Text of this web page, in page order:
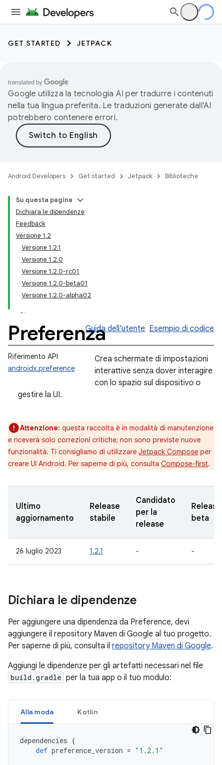
GET STARTED JETPACK
Google utilizza la tecnologia AI per tradurre i contenuti
nella tua lingua preferita. Le traduzioni generate dall'AI
potrebbero contenere errori.
Android Developers Get started Jetpack Biblioteche
Su questa pagina
Dichiara le dipendenze
Feedback
Versione 1.2
Versione 1.2.1
Versione 1.2.0
Versione 1.2.0-rc01
Versione 1.2.0-beta01
Versione 1.2.0-alpha02
PreferenzaGuida dell'utente Esempio di codice
Riferimento API
androidx.preference
Crea schermate di impostazioni
interattive senza dover interagire
con lo spazio sul dispositivo o
gestire la UI.
Attenzione: questa raccolta è in modalità di manutenzione
e riceverà solo correzioni critiche; non sono previste nuove
funzionalità. Ti consigliamo di utilizzare Jetpack Compose per
creare UI Android. Per saperne di più, consulta Compose-first.
Ultimo
aggiornamento
Release
stabile
Candidato
per la
release
Release
beta
26 luglio 2023 1.2.1 - -
Dichiara le dipendenze
Per aggiungere una dipendenza da Preference, devi
aggiungere il repository Maven di Google al tuo progetto.
Per saperne di più, consulta il repository Maven di Google.
Aggiungi le dipendenze per gli artefatti necessari nel file
build.gradle per la tua app o il tuo modulo:
Alla moda Kotlin
dependencies {
def preference_version = "1.2.1"